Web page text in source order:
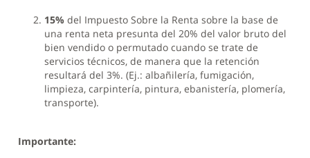
15% del Impuesto Sobre la Renta sobre la base de
una renta neta presunta del 20% del valor bruto del
bien vendido o permutado cuando se trate de
servicios técnicos, de manera que la retención
resultará del 3%. (Ej.: albañilería, fumigación,
limpieza, carpintería, pintura, ebanistería, plomería,
transporte).
Importante: